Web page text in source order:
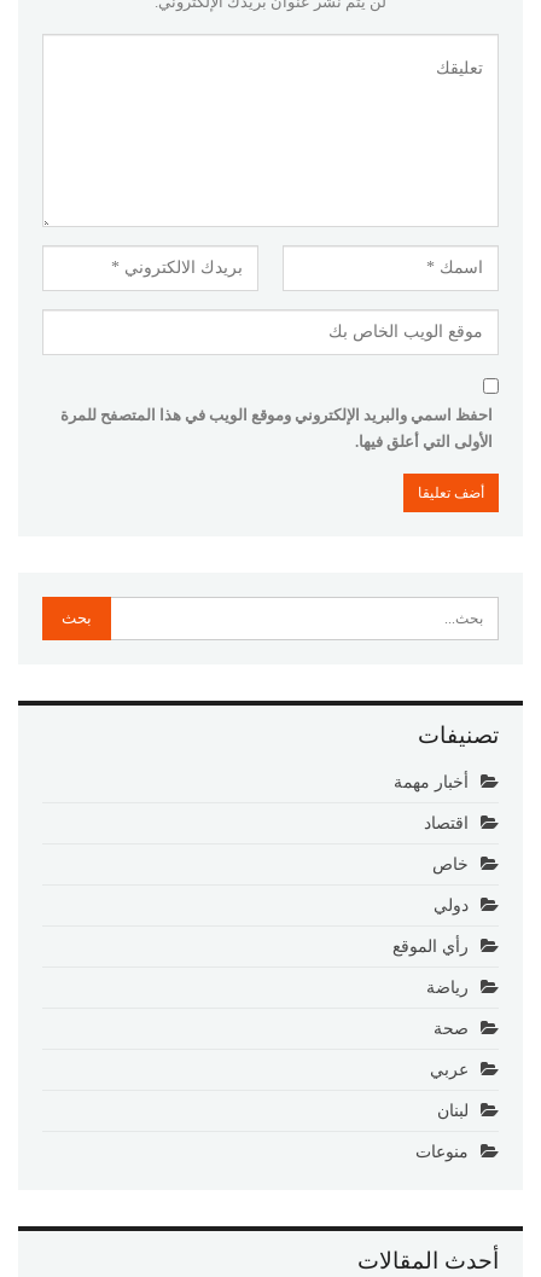
احفظ اسمي والبريد الإلكتروني وموقع الويب في هذا المتصفح للمرة
الأولى التي أعلق فيها.
تصنيفات
أخبار مهمة
اقتصاد
خاص
دولي
رأي الموقع
رياضة
صحة
عربي
لبنان
منوعات
أحدث المقالات